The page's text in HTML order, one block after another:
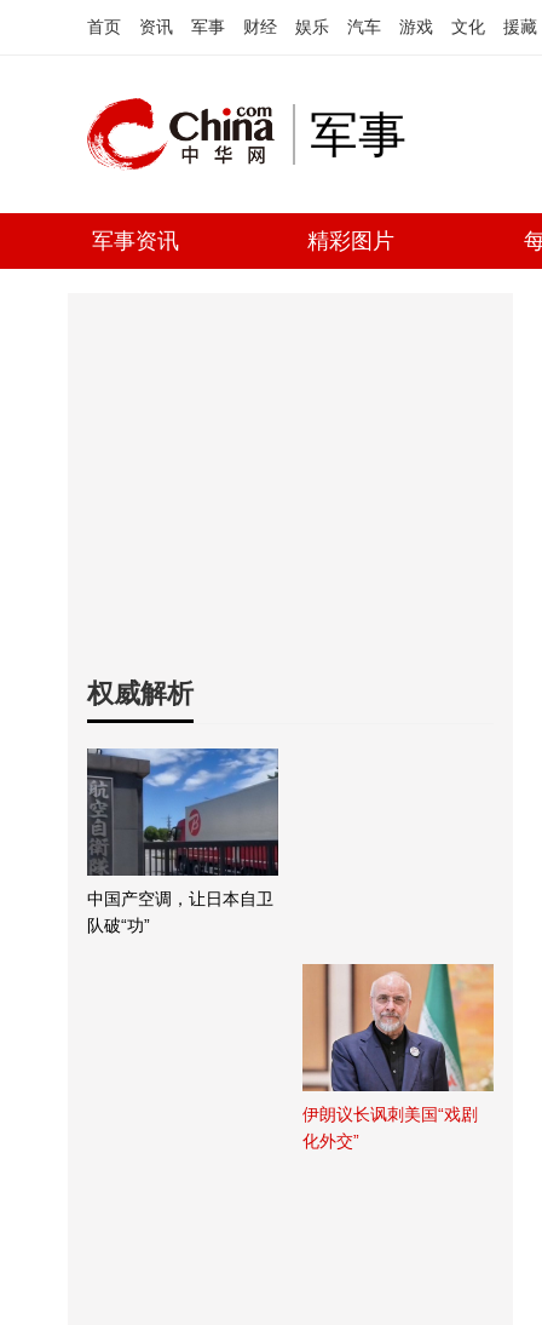
首页 资讯 军事 财经 娱乐 汽车 游戏 文化 援藏
军事
军事资讯 精彩图片
权威解析
中国产空调，让日本自卫
队破“功”
伊朗议长讽刺美国“戏剧
化外交”